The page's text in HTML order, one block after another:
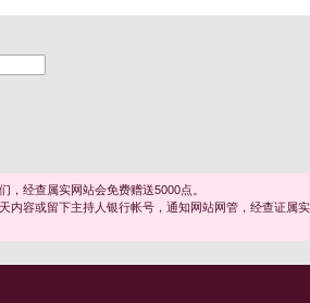
，经查属实网站会免费赠送5000点。
内容或留下主持人银行帐号，通知网站网管，经查证属